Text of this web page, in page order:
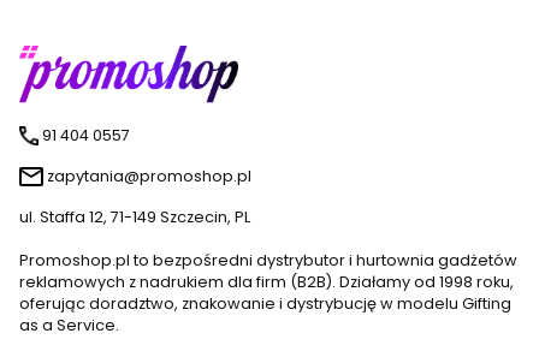
91 404 0557
zapytania@promoshop.pl
ul. Staffa 12, 71-149 Szczecin, PL
Promoshop.pl to bezpośredni dystrybutor i hurtownia gadżetów
reklamowych z nadrukiem dla firm (B2B). Działamy od 1998 roku,
oferując doradztwo, znakowanie i dystrybucję w modelu Gifting
as a Service.